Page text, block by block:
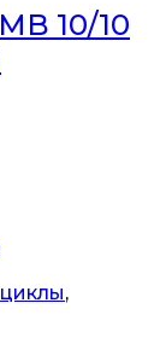
10/10
,